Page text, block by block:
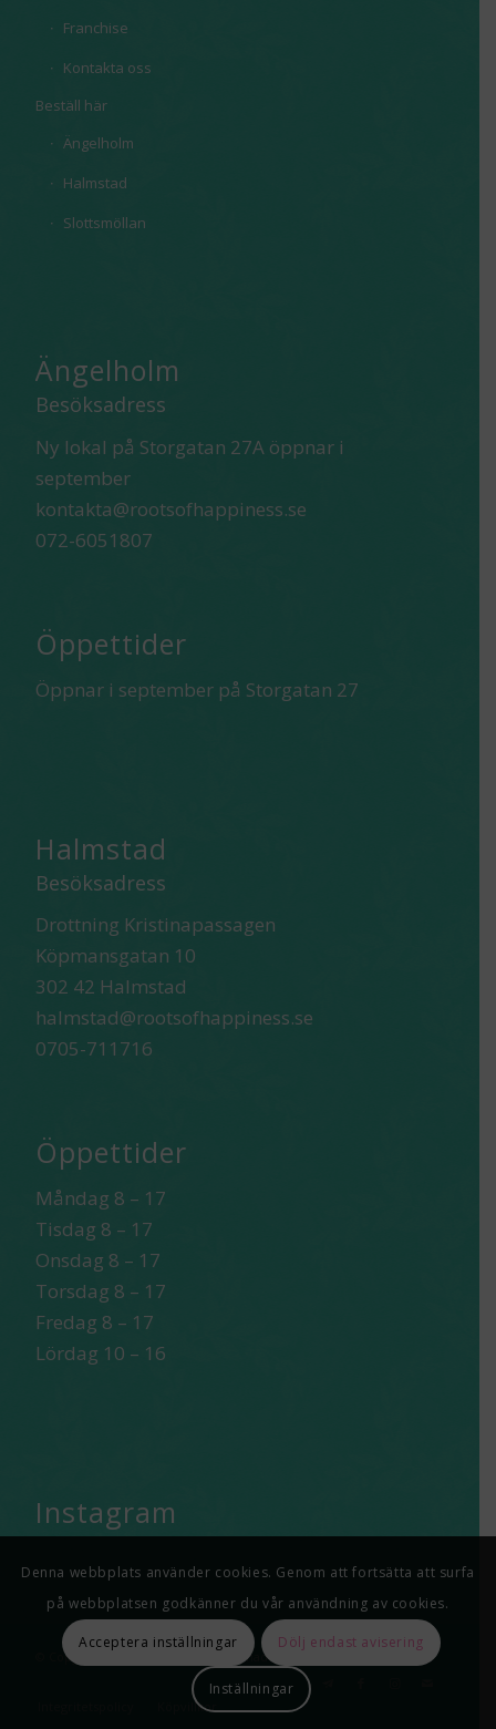
Franchise
Kontakta oss
Beställ här
Ängelholm
Halmstad
Slottsmöllan
Ängelholm
Besöksadress
Ny lokal på Storgatan 27A öppnar i
september
kontakta@rootsofhappiness.se
072-6051807
Öppettider
Öppnar i september på Storgatan 27
Halmstad
Besöksadress
Drottning Kristinapassagen
Köpmansgatan 10
302 42 Halmstad
halmstad@rootsofhappiness.se
0705-711716
Öppettider
Måndag 8 – 17
Tisdag 8 – 17
Onsdag 8 – 17
Torsdag 8 – 17
Fredag 8 – 17
Lördag 10 – 16
Instagram
© Copyright - made by tr3tton webdsgn
Köpvillkor
Denna webbplats använder cookies. Genom att fortsätta att surfa
på webbplatsen godkänner du vår användning av cookies.
Acceptera inställningar Dölj endast avisering
Inställningar